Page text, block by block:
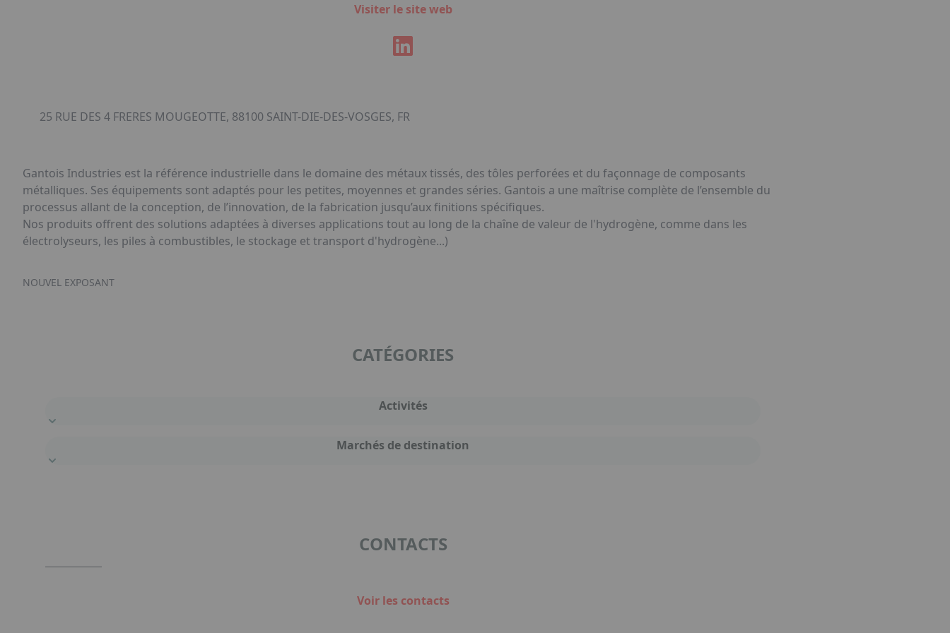
Visiter le site web
25 RUE DES 4 FRERES MOUGEOTTE, 88100 SAINT-DIE-DES-VOSGES, FR
Gantois Industries est la référence industrielle dans le domaine des métaux tissés, des tôles perforées et du façonnage de composants
métalliques. Ses équipements sont adaptés pour les petites, moyennes et grandes séries. Gantois a une maîtrise complète de l’ensemble du
processus allant de la conception, de l’innovation, de la fabrication jusqu’aux finitions spécifiques.
Nos produits offrent des solutions adaptées à diverses applications tout au long de la chaîne de valeur de l'hydrogène, comme dans les
électrolyseurs, les piles à combustibles, le stockage et transport d'hydrogène...)
NOUVEL EXPOSANT
CATÉGORIES
Activités
Marchés de destination
CONTACTS
Voir les contacts